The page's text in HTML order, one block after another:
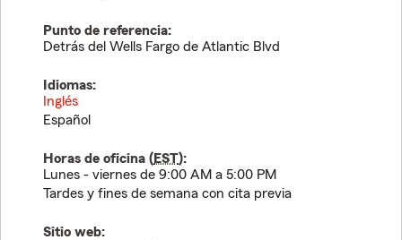
Punto de referencia:
Detrás del Wells Fargo de Atlantic Blvd
Idiomas:
Inglés
Español
Horas de oficina (EST):
Lunes - viernes de 9:00 AM a 5:00 PM
Tardes y fines de semana con cita previa
Sitio web: